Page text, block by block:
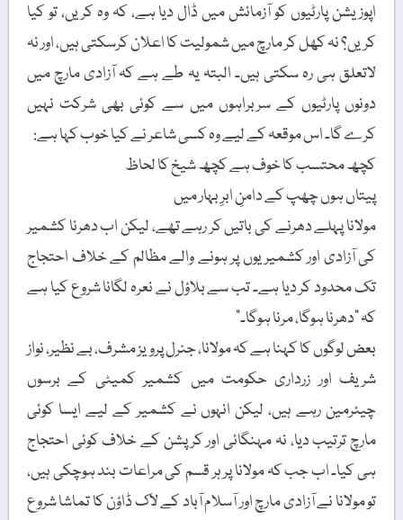
اپوزیشن پارٹیوں کو آزمائش میں ڈال دیا ہے، کہ وہ کریں، تو کیا
کریں؟ نہ کھل کر مارچ میں شمولیت کا اعلان کرسکتی ہیں، اور نہ
لاتعلق ہی رہ سکتی ہیں۔ البتہ یہ طے ہے کہ آزادی مارچ میں
دونوں پارٹیوں کے سربراہوں میں سے کوئی بھی شرکت نہیں
کرے گا۔ اس موقعہ کے لیے وہ کسی شاعر نے کیا خوب کہا ہے:
کچھ محتسب کا خوف ہے کچھ شیخ کا لحاظ
پیتاں ہوں چھپ کے دامنِ ابرِ بہار میں
مولانا پہلے دھرنے کی باتیں کر رہے تھے، لیکن اب دھرنا کشمیر
کی آزادی اور کشمیریوں پر ہونے والے مظالم کے خلاف احتجاج
تک محدود کر دیا ہے۔ تب سے بلاؤل نے نعرہ لگانا شروع کیا ہے
کہ "دھرنا ہوگا، مرنا ہوگا۔”
بعض لوگوں کا کہنا ہے کہ مولانا، جنرل پرویز مشرف، بے نظیر، نواز
شریف اور زرداری حکومت میں کشمیر کمیٹی کے برسوں
چیئرمین رہے ہیں، لیکن انہوں نے کشمیر کے لیے ایسا کوئی
مارچ ترتیب دیا، نہ مہنگائی اور کرپشن کے خلاف کوئی احتجاج
ہی کیا۔ اب جب کہ مولانا پر ہر قسم کی مراعات بند ہوچکی ہیں،
تو مولانا نے آزادی مارچ اور آسلام آباد کے لاک ڈاؤن کا تماشا شروع